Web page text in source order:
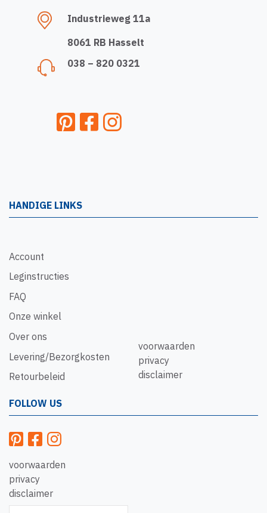
Industrieweg 11a
8061 RB Hasselt
038 – 820 0321
HANDIGE LINKS
Account
Leginstructies
FAQ
Onze winkel
Over ons
Levering/Bezorgkosten
Retourbeleid
voorwaarden
privacy
disclaimer
FOLLOW US
voorwaarden
privacy
disclaimer